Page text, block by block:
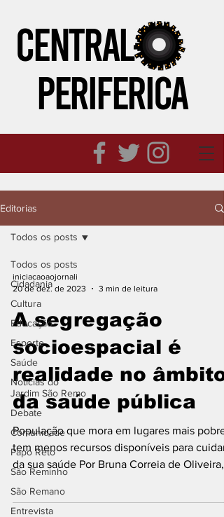
CENTRAL
PERIFeRICA
Editorias
Todos os posts
Cidadania
Cultura
Educação
Esporte
Saúde
Notícias do
Jardim São Remo
Debate
Comunidade
Papo Reto
São Reminho
São Remano
Entrevista
Todos os posts
iniciacaoaojornali
20 de dez. de 2023
3 min de leitura
A segregação
socioespacial é
realidade no âmbito
da saúde pública
População que mora em lugares mais
tem menos recursos disponíveis para cuidar
da sua saúde Por Bruna Correia de Oliveira,